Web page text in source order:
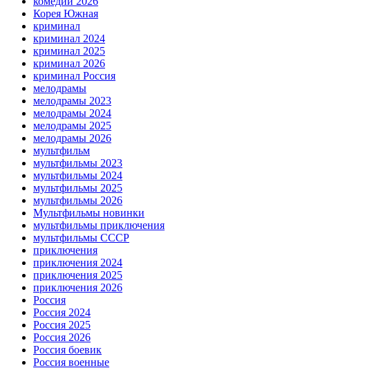
Корея Южная
криминал
криминал 2024
криминал 2025
криминал 2026
криминал Россия
мелодрамы
мелодрамы 2023
мелодрамы 2024
мелодрамы 2025
мелодрамы 2026
мультфильм
мультфильмы 2023
мультфильмы 2024
мультфильмы 2025
мультфильмы 2026
Мультфильмы новинки
мультфильмы приключения
мультфильмы СССР
приключения
приключения 2024
приключения 2025
приключения 2026
Россия
Россия 2024
Россия 2025
Россия 2026
Россия боевик
Россия военные